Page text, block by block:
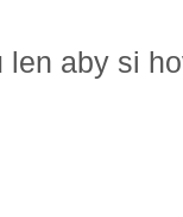
len aby si